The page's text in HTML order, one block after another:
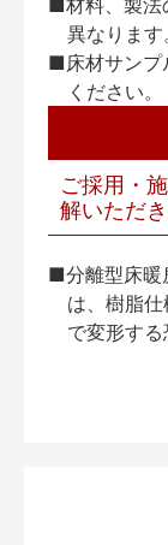
■材料、製
異なります
■床材サンプ
ください。
ご採用・
解いただ
■分離型床暖
は、樹脂
で変形する